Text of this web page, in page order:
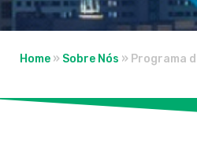
Home » Sobre Nós » Programa